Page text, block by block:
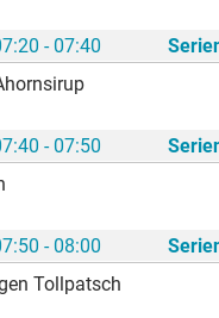
- 07:40
- 07:50
- 08:00
Tollpatsch